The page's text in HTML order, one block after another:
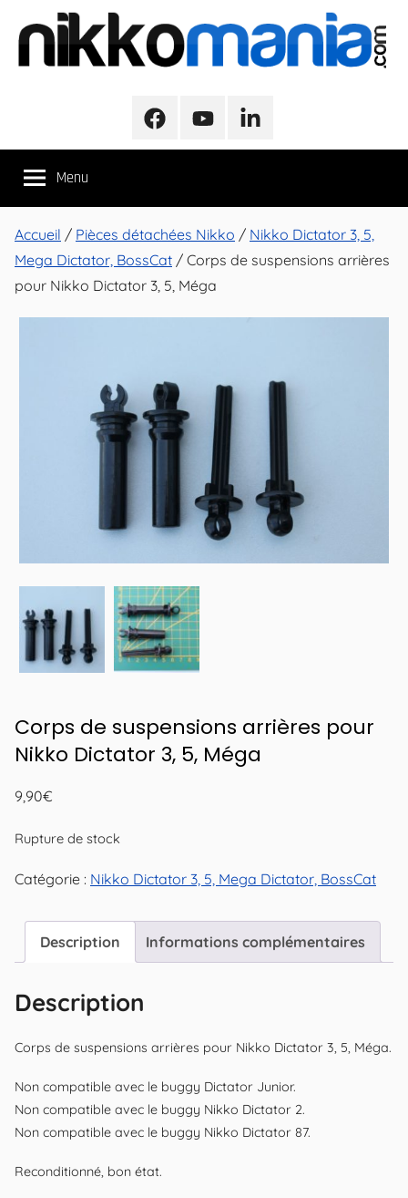
contenu
NikkoMania
Véhicules
Nikko
Evo
Pro-
FacebookYoutubeLinkedIn
Menu
Accueil / Pièces détachées Nikko / Nikko Dictator 3, 5,
Mega Dictator, BossCat / Corps de suspensions arrières
pour Nikko Dictator 3, 5, Méga
Corps de suspensions arrières pour
Nikko Dictator 3, 5, Méga
9,90€
Rupture de stock
Catégorie : Nikko Dictator 3, 5, Mega Dictator, BossCat
Description Informations complémentaires
Description
Corps de suspensions arrières pour Nikko Dictator 3, 5, Méga.
Non compatible avec le buggy Dictator Junior.
Non compatible avec le buggy Nikko Dictator 2.
Non compatible avec le buggy Nikko Dictator 87.
Reconditionné, bon état.